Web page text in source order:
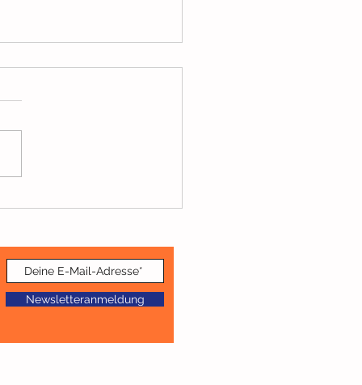
Na klar!
Newsletteranmeldung